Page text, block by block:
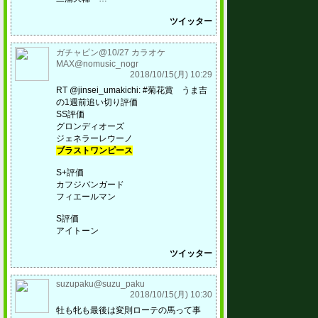
ツイッター
ガチャピン@10/27 カラオケ
MAX@nomusic_nogr
2018/10/15(月) 10:29
RT @jinsei_umakichi: #菊花賞 うま吉
の1週前追い切り評価
SS評価
グロンディオーズ
ジェネラーレウーノ
ブラストワンピース
S+評価
カフジバンガード
フィエールマン
S評価
アイトーン
ツイッター
suzupaku@suzu_paku
2018/10/15(月) 10:30
牡も牝も最後は変則ローテの馬って事